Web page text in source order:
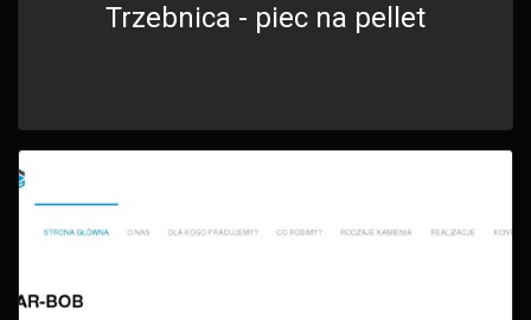
Trzebnica - piec na pellet